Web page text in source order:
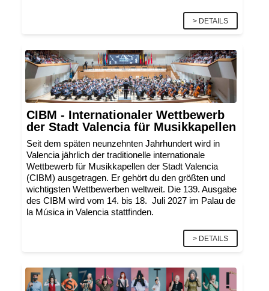
> DETAILS
CIBM - Internationaler Wettbewerb
der Stadt Valencia für Musikkapellen
Seit dem späten neunzehnten Jahrhundert wird in
Valencia jährlich der traditionelle internationale
Wettbewerb für Musikkapellen der Stadt Valencia
(CIBM) ausgetragen. Er gehört du den größten und
wichtigsten Wettbewerben weltweit. Die 139. Ausgabe
des CIBM wird vom 14. bis 18. Juli 2027 im Palau de
la Música in Valencia stattfinden.
> DETAILS